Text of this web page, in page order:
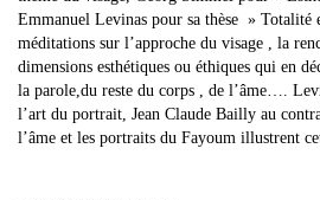
Emmanuel Levinas pour sa thèse »
méditations sur l’approche du visage , la
dimensions esthétiques ou éthiques qui en
la parole,du reste du corps , de l’âme….
l’art du portrait, Jean Claude Bailly au
l’âme et les portraits du Fayoum illustrent